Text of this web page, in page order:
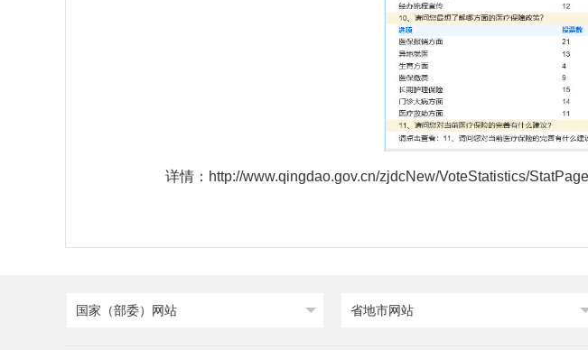
详情：http://www.qingdao.gov.cn/zjdcNew/VoteStatistics/
国家（部委）网站 省地市网站